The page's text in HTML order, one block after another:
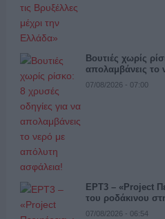
Βουτιές χωρίς
απολαμβάνεις το
07/08/2026 - 07:00
ΕΡΤ3 – «Project
του ροδάκινου
07/08/2026 - 06:54